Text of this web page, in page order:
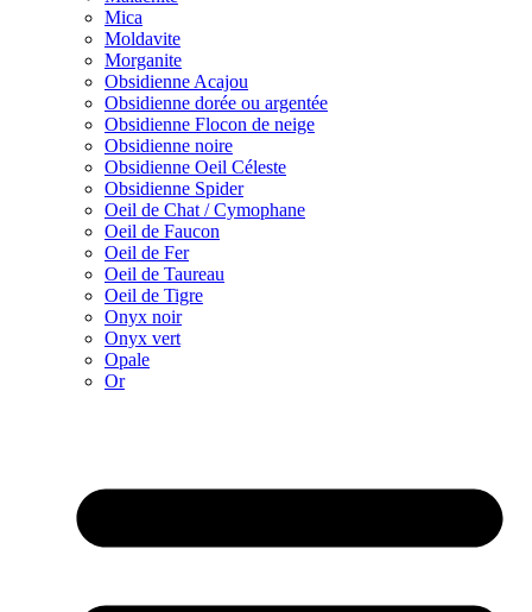
Mica
Moldavite
Morganite
Obsidienne Acajou
Obsidienne dorée ou argentée
Obsidienne Flocon de neige
Obsidienne noire
Obsidienne Oeil Céleste
Obsidienne Spider
Oeil de Chat / Cymophane
Oeil de Faucon
Oeil de Fer
Oeil de Taureau
Oeil de Tigre
Onyx noir
Onyx vert
Opale
Or